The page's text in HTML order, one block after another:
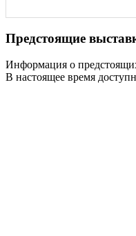
Предстоящие
Информация о
В настоящее время